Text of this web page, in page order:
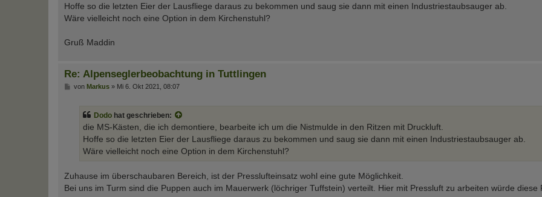
Hoffe so die letzten Eier der Lausfliege daraus zu bekommen und saug sie dann mit einen Industriestaubsauger ab.
Wäre vielleicht noch eine Option in dem Kirchenstuhl?
Gruß Maddin
Re: Alpenseglerbeobachtung in Tuttlingen
Bvon Markus» Mi 6. Okt 2021, 08:07
Dodo hat geschrieben:
die MS-Kästen, die ich demontiere, bearbeite ich um die Nistmulde in den Ritzen mit Druckluft.
Hoffe so die letzten Eier der Lausfliege daraus zu bekommen und saug sie dann mit einen Industriestaubsauger ab.
Wäre vielleicht noch eine Option in dem Kirchenstuhl?
Zuhause im überschaubaren Bereich, ist der Presslufteinsatz wohl eine gute Möglichkeit.
Bei uns im Turm sind die Puppen auch im Mauerwerk (löchriger Tuffstein) verteilt. Hier mit Pressluft zu arbeiten würde diese